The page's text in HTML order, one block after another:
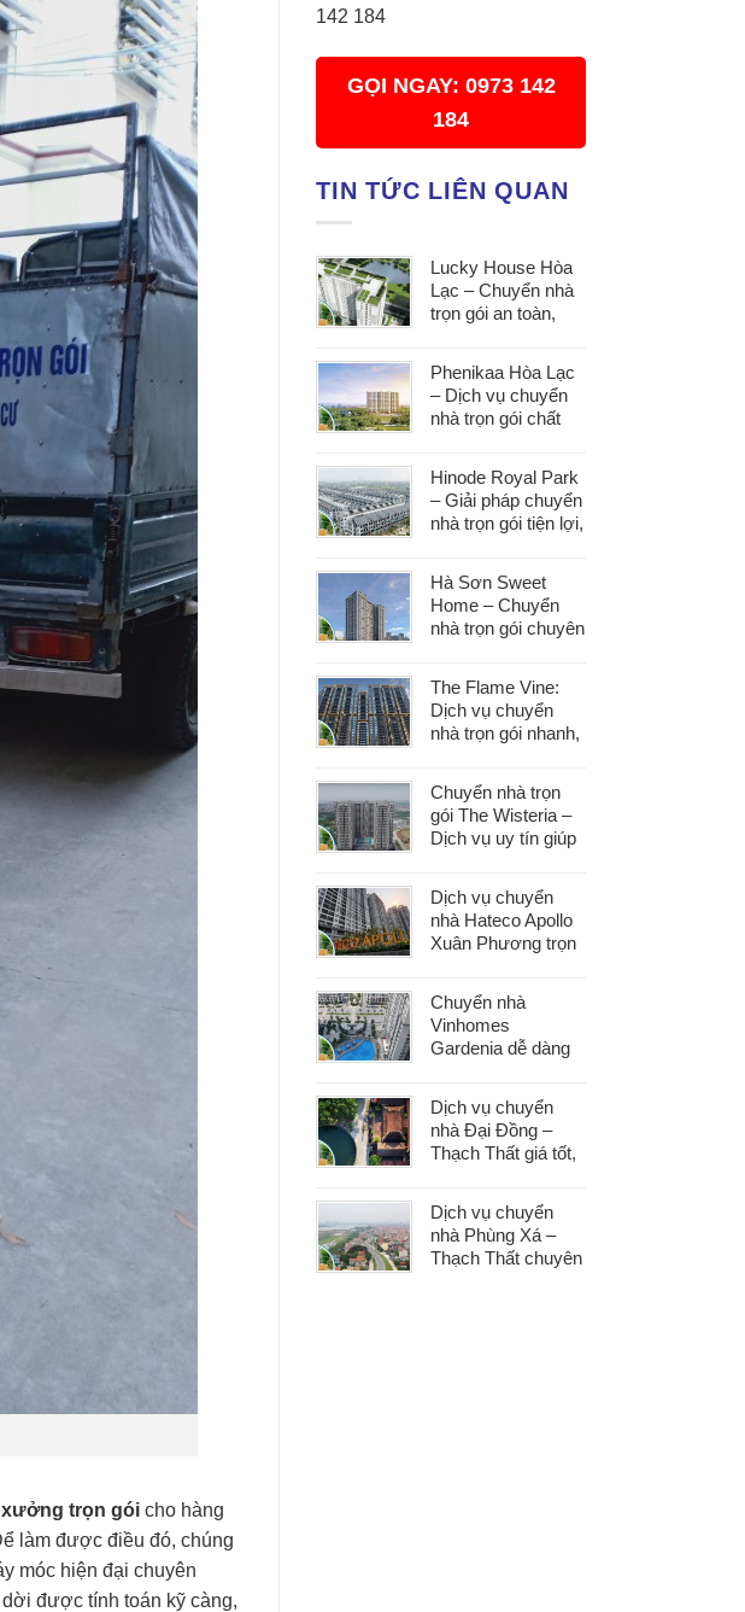
trọn gói cho hàng
làm được điều đó, chúng
móc hiện đại chuyên
được tính toán kỹ càng,
142 184
GỌI NGAY: 0973 142
184
TIN TỨC LIÊN QUAN
Lucky House Hòa
Lạc – Chuyển nhà
trọn gói an toàn,
Phenikaa Hòa Lạc
– Dịch vụ chuyển
nhà trọn gói chất
Hinode Royal Park
– Giải pháp chuyển
nhà trọn gói tiện lợi,
Hà Sơn Sweet
Home – Chuyển
nhà trọn gói chuyên
khâu
The Flame Vine:
Dịch vụ chuyển
nhà trọn gói nhanh,
Chuyển nhà trọn
gói The Wisteria –
Dịch vụ uy tín giúp
phát sinh
Dịch vụ chuyển
nhà Hateco Apollo
Xuân Phương trọn
Chuyển nhà
Vinhomes
Gardenia dễ dàng
phát sinh chi phí
Dịch vụ chuyển
nhà Đại Đồng –
Thạch Thất giá tốt,
chuyển nhà
Dịch vụ chuyển
nhà Phùng Xá –
Thạch Thất chuyên